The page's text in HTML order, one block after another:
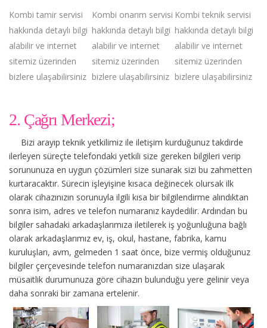
Kombi tamir servisi
hakkında detaylı bilgi
alabilir ve internet
sitemiz üzerinden
bizlere ulaşabilirsiniz
Kombi onarım servisi
hakkında detaylı bilgi
alabilir ve internet
sitemiz üzerinden
bizlere ulaşabilirsiniz
Kombi teknik servisi
hakkında detaylı bilgi
alabilir ve internet
sitemiz üzerinden
bizlere ulaşabilirsiniz
2. Çağrı Merkezi;
Bizi arayıp teknik yetkilimiz ile iletişim kurduğunuz takdirde
ilerleyen süreçte telefondaki yetkili size gereken bilgileri verip
sorununuza en uygun çözümleri size sunarak sizi bu zahmetten
kurtaracaktır. Sürecin işleyişine kısaca değinecek olursak ilk
olarak cihazınızın sorunuyla ilgili kısa bir bilgilendirme alındıktan
sonra isim, adres ve telefon numaranız kaydedilir. Ardından bu
bilgiler sahadaki arkadaşlarımıza iletilerek iş yoğunluğuna bağlı
olarak arkadaşlarımız ev, iş, okul, hastane, fabrika, kamu
kuruluşları, avm, gelmeden 1 saat önce, bize vermiş olduğunuz
bilgiler çerçevesinde telefon numaranızdan size ulaşarak
müsaitlik durumunuza göre cihazın bulunduğu yere gelinir veya
daha sonraki bir zamana ertelenir.